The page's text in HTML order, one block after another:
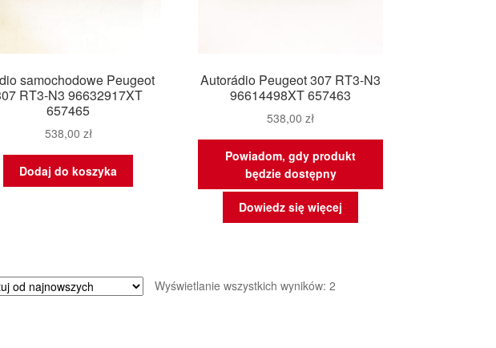
samochodowe Peugeot
RT3-N3 96632917XT
657465
538,00 zł
Dodaj do koszyka
Autorádio Peugeot 307 RT3-N3
96614498XT 657463
538,00zł
Powiadom, gdy produkt
będzie dostępny
Dowiedz się więcej
Wyświetlanie wszystkich wyników: 2Posortowane